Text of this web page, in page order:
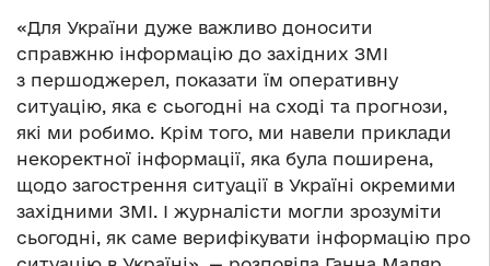
«Для України дуже важливо доносити
справжню інформацію до західних ЗМІ
з першоджерел, показати їм оперативну
ситуацію, яка є сьогодні на сході та прогнози,
які ми робимо. Крім того, ми навели приклади
некоректної інформації, яка була поширена,
щодо загострення ситуації в Україні окремими
західними ЗМІ. І журналісти могли зрозуміти
сьогодні, як саме верифікувати інформацію про